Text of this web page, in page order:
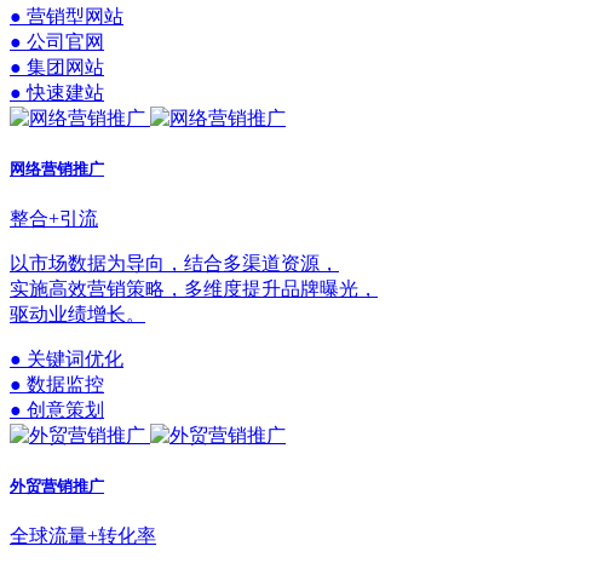
● 营销型网站
● 公司官网
● 集团网站
● 快速建站
网络营销推广
整合+引流
以市场数据为导向，结合多渠道资源，
实施高效营销策略，多维度提升品牌曝光，
驱动业绩增长。
● 关键词优化
● 数据监控
● 创意策划
外贸营销推广
全球流量+转化率